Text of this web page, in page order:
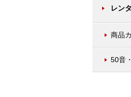
レン
商品
50音